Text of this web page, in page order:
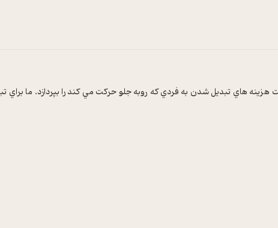
هاي تبديل شدن به فردي که روبه جلو حرکت مي کند را بپردازد. ما براي